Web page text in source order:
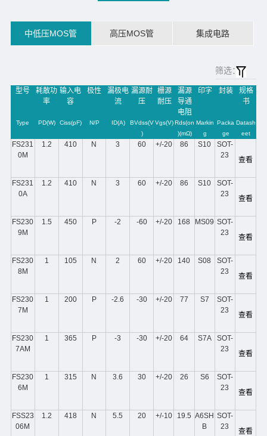
中低压MOS管 高压MOS管 集成电路
筛选：
型号
耗散功
率
输入电
容
极性
漏极电
流
漏源耐
压
栅源
耐压
漏源
导通
电阻
印字 封装
规格
书
Type PD(W) Ciss(pF) N/P ID(A)
BVdss(V
)
Vgs(V) Rds(on
)(mΩ)
Markin
g
Packa
ge
Datash
eet
FS231
0M
1.2 410 N 3 60 +/-20 86 S10
SOT-
23
查看
FS231
0A
1.2 410 N 3 60 +/-20 86 S10
SOT-
23
查看
FS230
9M
1.5 450 P -2 -60 +/-20 168 MS09 SOT-
23
查看
FS230
8M
1 105 N 2 60 +/-20 140 S08
SOT-
23
查看
FS230
7M
1 200 P -2.6 -30 +/-20 77 S7
SOT-
23
查看
FS230
7AM
1 365 P -3 -30 +/-20 64 S7A
SOT-
23
查看
FS230
6M
1 315 N 3.6 30 +/-20 26 S6
SOT-
23
查看
FSS23
06M
1.2 418 N 5.5 20 +/-10 19.5 A6SH
B
SOT-
23
查看